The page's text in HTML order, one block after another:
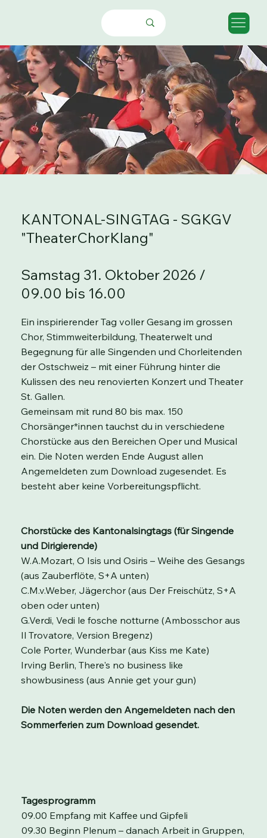
KANTONAL-SINGTAG - SGKGV
"TheaterChorKlang"
Samstag 31. Oktober 2026 /
09.00 bis 16.00
Ein inspirierender Tag voller Gesang im grossen
Chor, Stimmweiterbildung, Theaterwelt und
Begegnung für alle Singenden und Chorleitenden
der Ostschweiz – mit einer Führung hinter die
Kulissen des neu renovierten Konzert und Theater
St. Gallen.
Gemeinsam mit rund 80 bis max. 150
Chorsänger*innen tauchst du in verschiedene
Chorstücke aus den Bereichen Oper und Musical
ein. Die Noten werden Ende August allen
Angemeldeten zum Download zugesendet. Es
besteht aber keine Vorbereitungspflicht.
Chorstücke des Kantonalsingtags (für Singende
und Dirigierende)
W.A.Mozart, O Isis und Osiris – Weihe des Gesangs
(aus Zauberflöte, S+A unten)
C.M.v.Weber, Jägerchor (aus Der Freischütz, S+A
oben oder unten)
G.Verdi, Vedi le fosche notturne (Ambosschor aus
Il Trovatore, Version Bregenz)
Cole Porter, Wunderbar (aus Kiss me Kate)
Irving Berlin, There's no business like
showbusiness (aus Annie get your gun)
Die Noten werden den Angemeldeten nach den
Sommerferien zum Download gesendet.
Tagesprogramm
09.00 Empfang mit Kaffee und Gipfeli
09.30 Beginn Plenum – danach Arbeit in Gruppen,